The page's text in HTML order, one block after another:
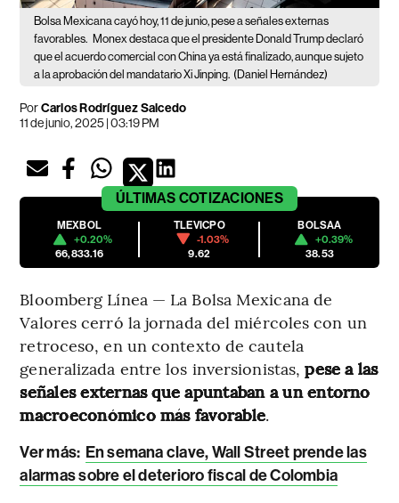
Bolsa Mexicana cayó hoy, 11 de junio, pese a señales externas
favorables. Monex destaca que el presidente Donald Trump declaró
que el acuerdo comercial con China ya está finalizado, aunque sujeto
a la aprobación del mandatario Xi Jinping. (Daniel Hernández)
PorCarlos Rodríguez Salcedo
11 de junio, 2025 | 03:19 PM
ÚLTIMAS COTIZACIONES
MEXBOL
+0.20%
66,833.16
TLEVICPO
-1.03%
9.62
BOLSAA
+0.39%
38.53
Bloomberg Línea — La Bolsa Mexicana de
Valores cerró la jornada del miércoles con un
retroceso, en un contexto de cautela
generalizada entre los inversionistas,pese a las
señales externas que apuntaban a un entorno
macroeconómico más favorable.
Ver más: En semana clave, Wall Street prende las
alarmas sobre el deterioro fiscal de Colombia